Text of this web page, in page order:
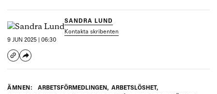
SANDRA LUND
Kontakta skribenten
9 JUN 2025 | 06:30
ÄMNEN: ARBETSFÖRMEDLINGEN, ARBETSLÖSHET,